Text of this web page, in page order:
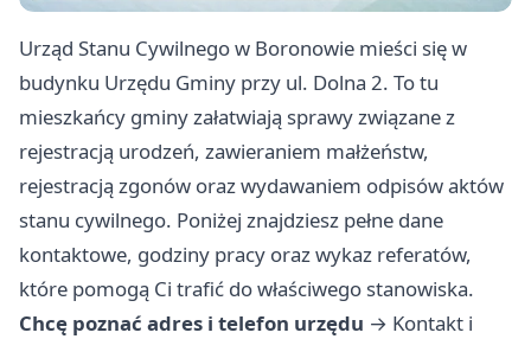
Urząd Stanu Cywilnego w Boronowie mieści się w
budynku Urzędu Gminy przy ul. Dolna 2. To tu
mieszkańcy gminy załatwiają sprawy związane z
rejestracją urodzeń, zawieraniem małżeństw,
rejestracją zgonów oraz wydawaniem odpisów aktów
stanu cywilnego. Poniżej znajdziesz pełne dane
kontaktowe, godziny pracy oraz wykaz referatów,
które pomogą Ci trafić do właściwego stanowiska.
Chcę poznać adres i telefon urzędu → Kontakt i